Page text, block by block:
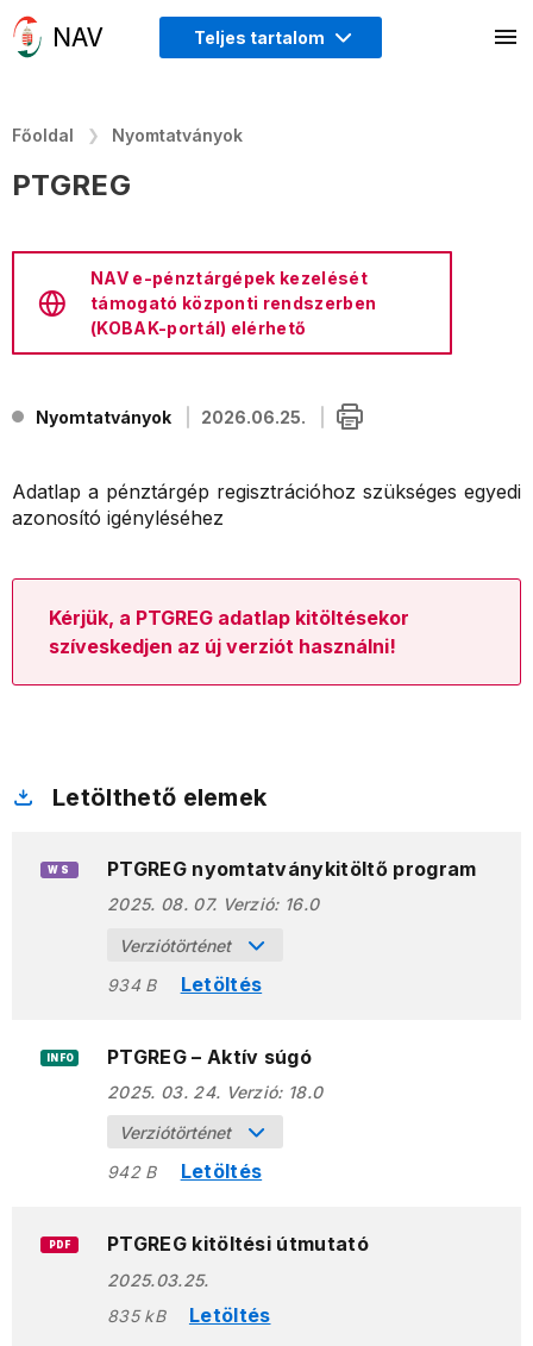
Teljes tartalom
Főoldal Nyomtatványok
PTGREG
NAV e-pénztárgépek kezelését
támogató központi rendszerben
(KOBAK-portál) elérhető
Nyomtatványok 2026.06.25.
Adatlap a pénztárgép regisztrációhoz szükséges egyedi
azonosító igényléséhez
Kérjük, a PTGREG adatlap kitöltésekor
szíveskedjen az új verziót használni!
Letölthető elemek
WS PTGREG nyomtatványkitöltő program
2025. 08. 07. Verzió: 16.0
Verziótörténet
934 B
Letöltés
INFO PTGREG – Aktív súgó
2025. 03. 24. Verzió: 18.0
Verziótörténet
942 B
Letöltés
PDF PTGREG kitöltési útmutató
2025.03.25.
835 kB
Letöltés